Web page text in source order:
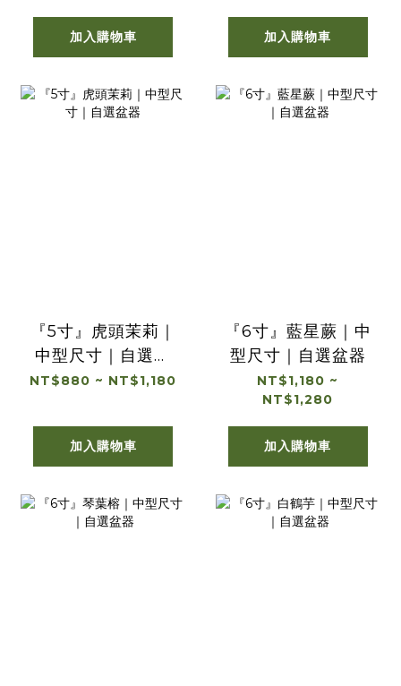
加入購物車 加入購物車
『5寸』虎頭茉莉｜
中型尺寸｜自選盆
器
NT$880 ~ NT$1,180
加入購物車
『6寸』藍星蕨｜中
型尺寸｜自選盆器
NT$1,180 ~
NT$1,280
加入購物車